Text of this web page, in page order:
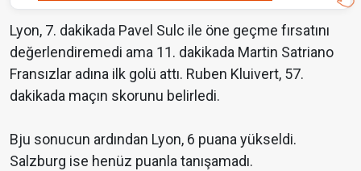
Lyon, 7. dakikada Pavel Sulc ile öne geçme fırsatını
değerlendiremedi ama 11. dakikada Martin Satriano
Fransızlar adına ilk golü attı. Ruben Kluivert, 57.
dakikada maçın skorunu belirledi.
Bju sonucun ardından Lyon, 6 puana yükseldi.
Salzburg ise henüz puanla tanışamadı.